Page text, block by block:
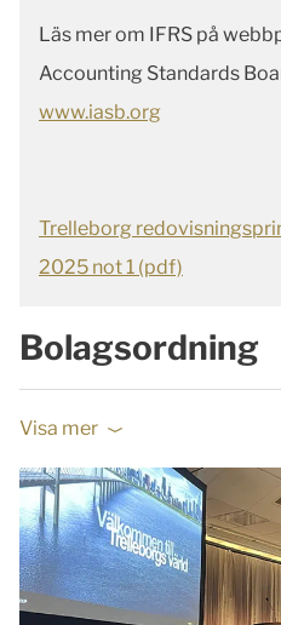
Läs mer om IFRS på
Accounting Standards
www.iasb.org
Trelleborg
2025 not 1 (pdf)
Bolagsordning
Visa mer